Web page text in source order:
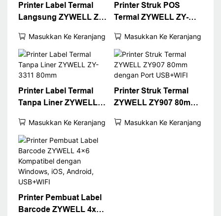
Printer Label Termal
Langsung ZYWELL ZY-
Pemotong Otomatis
Masukkan Ke Keranjang
Printer Struk POS
Termal ZYWELL ZY-
USB+LAN/USB+WIFI/B
T (opsional) Hitam
Masukkan Ke Keranjang
Printer Label Termal
Tanpa Liner ZYWELL
Masukkan Ke Keranjang
Printer Struk Termal
ZYWELL ZY907 80mm
Masukkan Ke Keranjang
Printer Pembuat Label
Barcode ZYWELL 4x6